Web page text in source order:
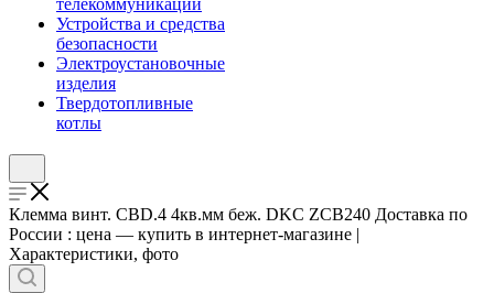
телекоммуникации
Устройства и средства
безопасности
Электроустановочные
изделия
Твердотопливные
котлы
Клемма винт. CBD.4 4кв.мм беж. DKC ZCB240 Доставка по
России : цена — купить в интернет-магазине |
Характеристики, фото